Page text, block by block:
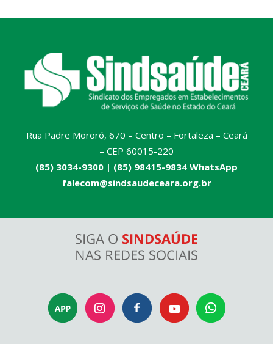
Rua Padre Mororó, 670 – Centro – Fortaleza – Ceará
– CEP 60015-220
(85) 3034-9300 | (85) 98415-9834 WhatsApp
falecom@sindsaudeceara.org.br